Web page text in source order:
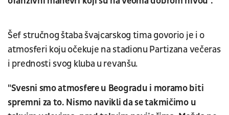
Šef stručnog štaba švajcarskog tima govorio je i o
atmosferi koju očekuje na stadionu Partizana večeras
i prednosti svog kluba u revanšu.
"Svesni smo atmosfere u Beogradu i moramo biti
spremni za to. Nismo navikli da se takmičimo u